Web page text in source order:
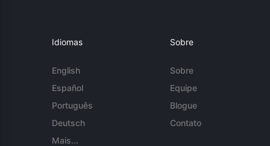
Idiomas
English
Español
Português
Deutsch
Mais...
Sobre
Sobre
Equipe
Blogue
Contato